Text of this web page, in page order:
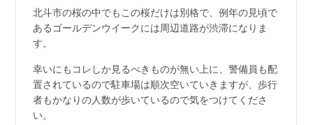
北斗市の桜の中でもこの桜だけは別格で、例年の見頃で
あるゴールデンウイークには周辺道路が渋滞になりま
す。
幸いにもコレしか見るべきものが無い上に、警備員も配
置されているので駐車場は順次空いていきますが、歩行
者もかなりの人数が歩いているので気をつけてくださ
い。